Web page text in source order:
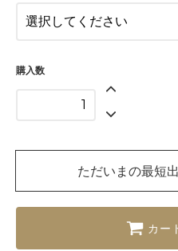
購入数
ただいまの最短
カー